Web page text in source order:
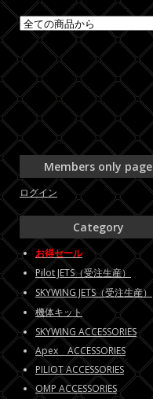
Members only page
ログイン
Category
お得セール
Pilot JETS（受注生産）
SKYWING JETS（受注生産）
機体キット
SKYWING ACCESSORIES
Apex ACCESSORIES
PILIOT ACCESSORIES
OMP ACCESSORIES